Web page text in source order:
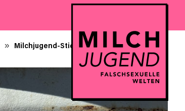
» Milchjugend-Sticker: Falschsexuell